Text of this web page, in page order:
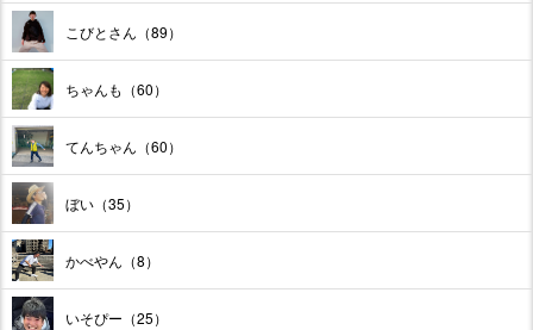
こびとさん（89）
ちゃんも（60）
てんちゃん（60）
ぼい（35）
かべやん（8）
いそぴー（25）